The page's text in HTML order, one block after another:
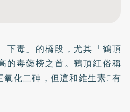
下毒」的橋段，尤其「鶴頂
的毒藥榜之首。鶴頂紅俗稱
氧化二砷，但這和維生素C有